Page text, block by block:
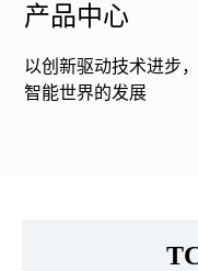
产品中心
以创新驱动技术进步
智能世界的发展